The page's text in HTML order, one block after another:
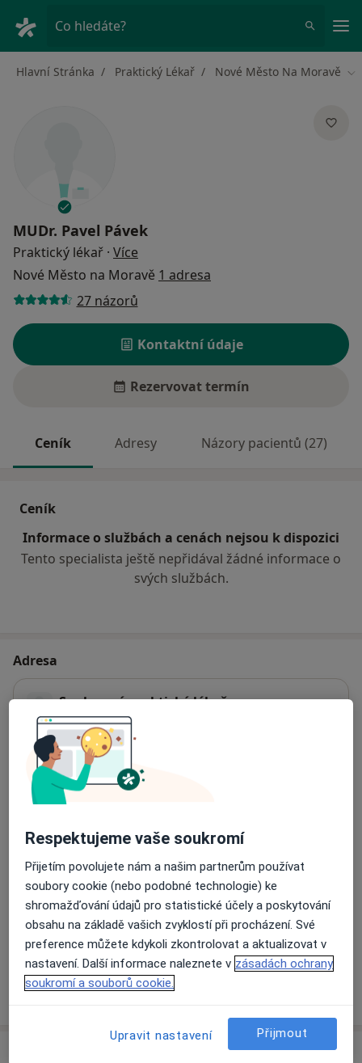
Co hledáte?
Hlavní Stránka Praktický Lékař Nové Město Na Moravě
MUDr. Pavel Pávek
Praktický lékař · Více
Nové Město na Moravě 1 adresa
27 názorů
Kontaktní údaje
Rezervovat termín
Ceník Adresy Názory pacientů (27)
Ceník
Informace o službách a cenách nejsou k dispozici
Tento specialista ještě nepřidával žádné informace o
svých službách.
Adresa
Soukromý praktický lékař
Vratislavovo náměstí 12,
59231
Přiblížit mapu
Dostupnost
Na této adrese online kalendář není aktivní
Co mám v takové situaci udělat?
Způsoby platby (soukromé návštěvy)
Na teto adrese lékař přijímá pacienty na pojišťovnu
Detaily
Více
Respektujeme vaše soukromí
Přijetím povolujete nám a našim partnerům používat
soubory cookie (nebo podobné technologie) ke
shromažďování údajů pro statistické účely a poskytování
obsahu na základě vašich zvyklostí při procházení. Své
preference můžete kdykoli zkontrolovat a aktualizovat v
nastavení. Další informace naleznete v zásadách ochrany
soukromí a souborů cookie.
Upravit nastavení Přijmout